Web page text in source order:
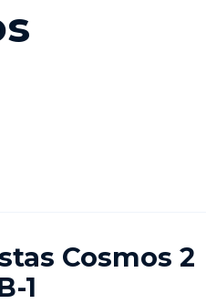
Cosmos 2
1